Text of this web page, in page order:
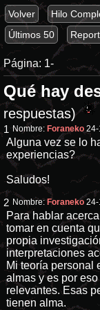
Volver Hilo
Últimos 50
Página: 1-
Qué hay
respuestas)
1 Nombre: Foraneko
Alguna vez se lo
experiencias?
Saludos!
2 Nombre: Foraneko
Para hablar
tomar en cuenta
propia
interpretaciones
Mi teoría personal
almas y es por
relevantes. Esas
tienen alma.